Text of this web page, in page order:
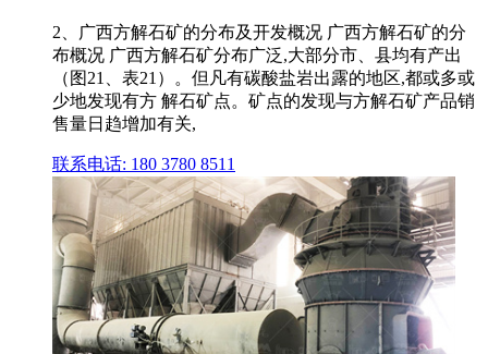
2、广西方解石矿的分布及开发概况 广西方解石矿的分
布概况 广西方解石矿分布广泛,大部分市、县均有产出
（图21、表21）。但凡有碳酸盐岩出露的地区,都或多或
少地发现有方 解石矿点。矿点的发现与方解石矿产品销
售量日趋增加有关,
联系电话: 180 3780 8511